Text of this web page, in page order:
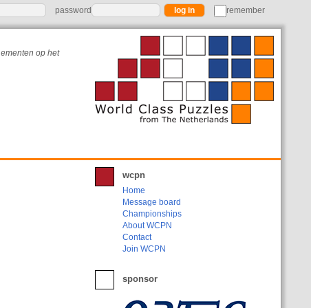
password remember
op het
wcpn
Home
Message board
Championships
About WCPN
Contact
Join WCPN
sponsor